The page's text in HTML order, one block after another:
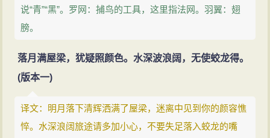
说“青”“黑”。罗网：捕鸟的工具，这里指法网。羽翼：翅
膀。
落月满屋梁，犹疑照颜色。水深波浪阔，无使蛟龙得。
(版本一)
译文：明月落下清辉洒满了屋梁，迷离中见到你的颜容憔
悴。水深浪阔旅途请多加小心，不要失足落入蛟龙的嘴